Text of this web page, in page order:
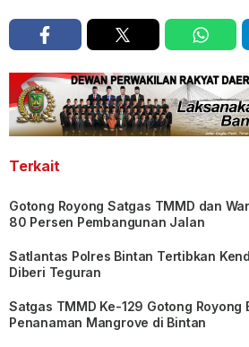
Terkait
Gotong Royong Satgas TMMD dan
80 Persen Pembangunan Jalan
Satlantas Polres Bintan Tertibkan
Diberi Teguran
Satgas TMMD Ke-129 Gotong Royong
Penanaman Mangrove di Bintan